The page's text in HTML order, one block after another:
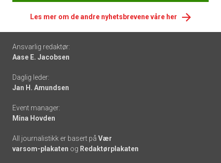
Les mer om de andre nyhetsbrevene våre her
Footer
-
links
Ansvarlig redaktør:
Aase E. Jacobsen
Daglig leder:
Jan H. Amundsen
Event manager:
Mina Hovden
All journalistikk er basert på Vær
varsom-plakaten og Redaktørplakaten